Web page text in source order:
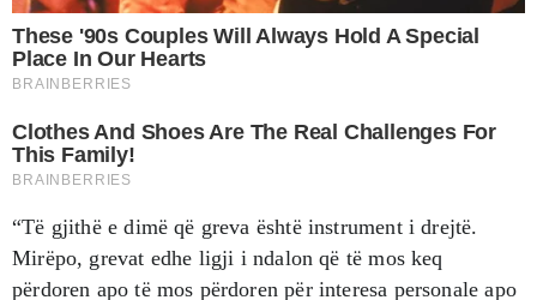
“Të gjithë e dimë që greva është instrument i drejtë.
Mirëpo, grevat edhe ligji i ndalon që të mos keq
përdoren apo të mos përdoren për interesa personale apo